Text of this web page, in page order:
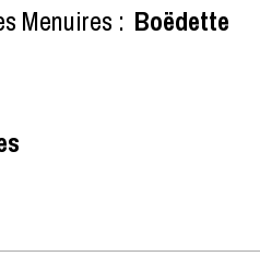
Menuires : Boëdette